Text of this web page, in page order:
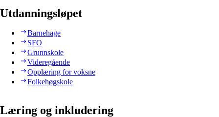
Utdanningsløpet
Barnehage
SFO
Grunnskole
Videregående
Opplæring for voksne
Folkehøgskole
Læring og inkludering